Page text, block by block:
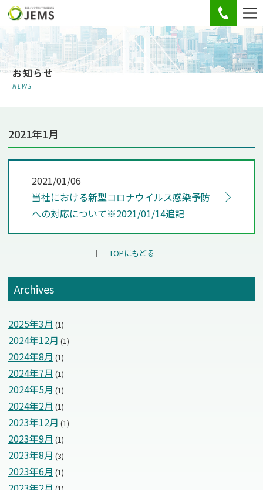
お知らせ
NEWS
2021年1月
2021/01/06
当社における新型コロナウイルス感染予防
への対応について※2021/01/14追記
｜ TOPにもどる ｜
Archives
2025年3月 (1)
2024年12月 (1)
2024年8月 (1)
2024年7月 (1)
2024年5月 (1)
2024年2月 (1)
2023年12月 (1)
2023年9月 (1)
2023年8月 (3)
2023年6月 (1)